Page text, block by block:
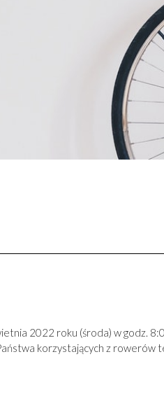
2022 roku (środa) w godz.
korzystających z rowerów